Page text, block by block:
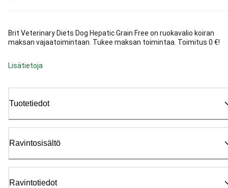
Brit Veterinary Diets Dog Hepatic Grain Free on ruokavalio koiran
maksan vajaatoimintaan. Tukee maksan toimintaa. Toimitus 0 €!
Lisätietoja
Tuotetiedot
Ravintosisältö
Ravintotiedot